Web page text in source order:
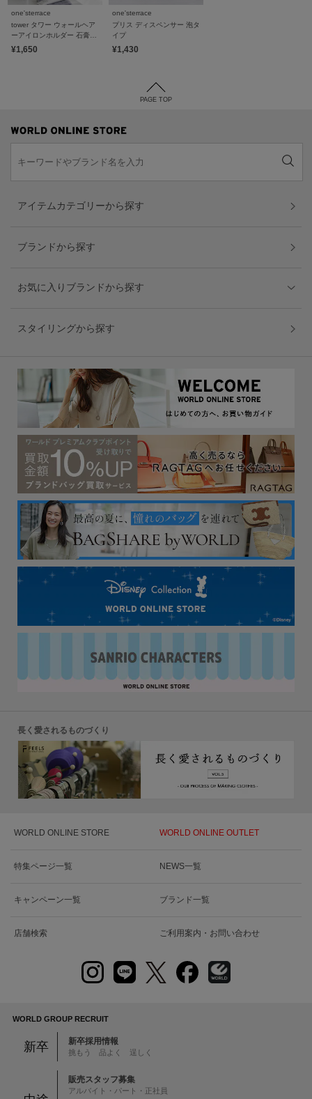
one'sterrace
tower タワー ウォールヘア
ーアイロンホルダー 石膏ボ
ード対応
¥1,650
one'sterrace
プリス ディスペンサー 泡タ
イプ
¥1,430
PAGE TOP
アイテムカテゴリーから探す
ブランドから探す
お気に入りブランドから探す
スタイリングから探す
長く愛されるものづくり
WORLD ONLINE STORE WORLD ONLINE OUTLET
特集ページ一覧 NEWS一覧
キャンペーン一覧 ブランド一覧
店舗検索 ご利用案内・お問い合わせ
WORLD GROUP RECRUIT
新卒 新卒採用情報
挑もう 品よく 逞しく
販売スタッフ募集
アルバイト・パート・正社員